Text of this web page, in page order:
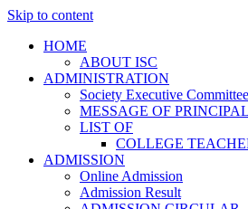
Skip to content
HOME
ABOUT ISC
ADMINISTRATION
Society Executive Committee
MESSAGE OF PRINCIPAL
LIST OF
COLLEGE
ADMISSION
Online Admission
Admission Result